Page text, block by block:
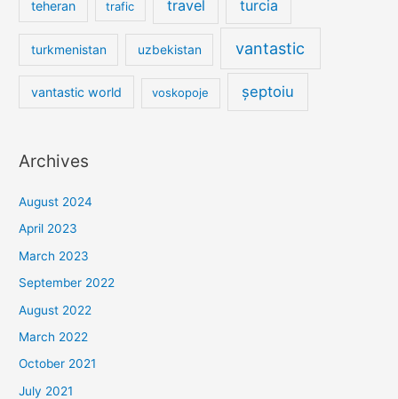
teheran trafic travel turcia
turkmenistan uzbekistan vantastic
vantastic world voskopoje șeptoiu
Archives
August 2024
April 2023
March 2023
September 2022
August 2022
March 2022
October 2021
July 2021